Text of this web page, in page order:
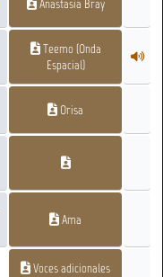
Anastasia Bray
Teemo (Onda
Espacial)
Orisa
Ama
Voces adicionales